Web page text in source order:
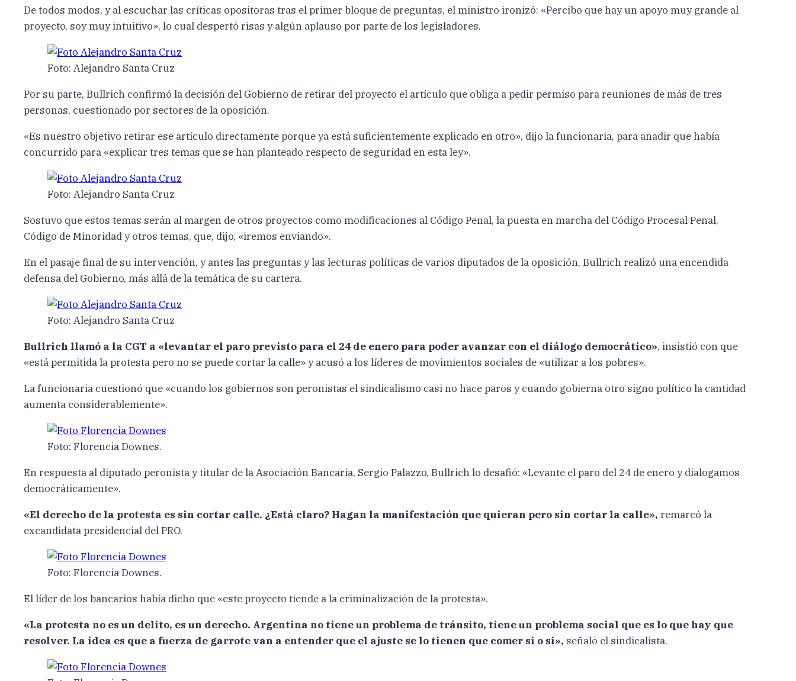
De todos modos, y al escuchar las críticas opositoras tras el primer bloque de preguntas, el ministro ironizó: «Percibo que hay un apoyo muy grande al
proyecto, soy muy intuitivo», lo cual despertó risas y algún aplauso por parte de los legisladores.
Foto: Alejandro Santa Cruz
Por su parte, Bullrich confirmó la decisión del Gobierno de retirar del proyecto el artículo que obliga a pedir permiso para reuniones de más de tres
personas, cuestionado por sectores de la oposición.
«Es nuestro objetivo retirar ese artículo directamente porque ya está suficientemente explicado en otro», dijo la funcionaria, para añadir que había
concurrido para «explicar tres temas que se han planteado respecto de seguridad en esta ley».
Foto: Alejandro Santa Cruz
Sostuvo que estos temas serán al margen de otros proyectos como modificaciones al Código Penal, la puesta en marcha del Código Procesal Penal,
Código de Minoridad y otros temas, que, dijo, «iremos enviando».
En el pasaje final de su intervención, y antes las preguntas y las lecturas políticas de varios diputados de la oposición, Bullrich realizó una encendida
defensa del Gobierno, más allá de la temática de su cartera.
Foto: Alejandro Santa Cruz
Bullrich llamó a la CGT a «levantar el paro previsto para el 24 de enero para poder avanzar con el diálogo democrático», insistió con que
«está permitida la protesta pero no se puede cortar la calle» y acusó a los líderes de movimientos sociales de «utilizar a los pobres».
La funcionaria cuestionó que «cuando los gobiernos son peronistas el sindicalismo casi no hace paros y cuando gobierna otro signo político la cantidad
aumenta considerablemente».
Foto: Florencia Downes.
En respuesta al diputado peronista y titular de la Asociación Bancaria, Sergio Palazzo, Bullrich lo desafió: «Levante el paro del 24 de enero y dialogamos
democráticamente».
«El derecho de la protesta es sin cortar calle. ¿Está claro? Hagan la manifestación que quieran pero sin cortar la calle», remarcó la
excandidata presidencial del PRO.
Foto: Florencia Downes.
El líder de los bancarios había dicho que «este proyecto tiende a la criminalización de la protesta».
«La protesta no es un delito, es un derecho. Argentina no tiene un problema de tránsito, tiene un problema social que es lo que hay que
resolver. La idea es que a fuerza de garrote van a entender que el ajuste se lo tienen que comer si o si», señaló el sindicalista.